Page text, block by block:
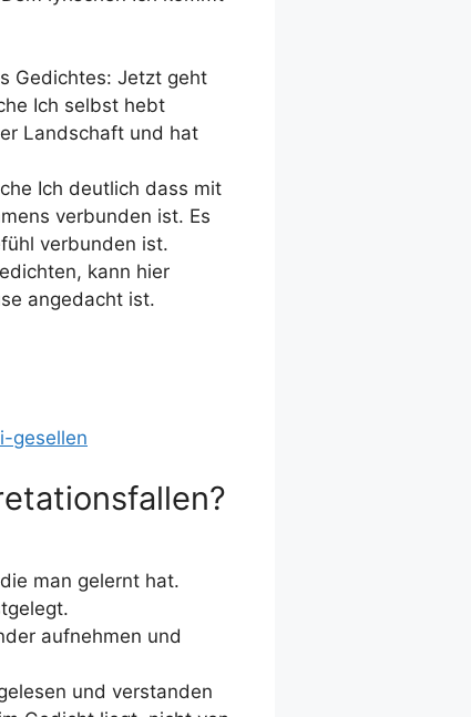
Gedichtes: Jetzt geht
Ich selbst hebt
Landschaft und hat
Ich deutlich dass mit
verbunden ist. Es
verbunden ist.
kann hier
angedacht ist.
gesellen
man gelernt hat.
aufnehmen und
und verstanden